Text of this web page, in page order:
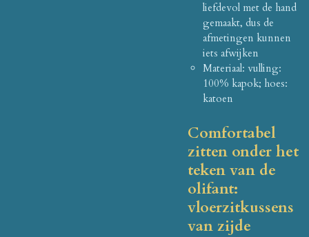
liefdevol met de hand
gemaakt, dus de
afmetingen kunnen
iets afwijken
Materiaal: vulling:
100% kapok; hoes:
katoen
Comfortabel
zitten onder het
teken van de
olifant:
vloerzitkussens
van zijde